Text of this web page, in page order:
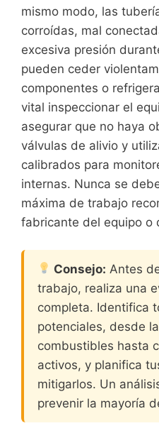
mismo modo, las
corroídas, mal
excesiva presión
pueden ceder
componentes o
vital inspeccionar el
asegurar que no haya
válvulas de alivio y
calibrados para
internas. Nunca se
máxima de trabajo
fabricante del equipo o
Consejo: Antes
trabajo, realiza una
completa. Identifica
potenciales, desde
combustibles hasta
activos, y planifica
mitigarlos. Un
prevenir la mayoría